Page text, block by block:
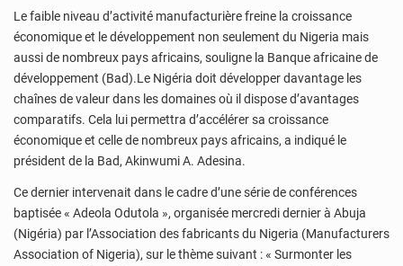
Le faible niveau d’activité manufacturière freine la croissance
économique et le développement non seulement du Nigeria mais
aussi de nombreux pays africains, souligne la Banque africaine de
développement (Bad).Le Nigéria doit développer davantage les
chaînes de valeur dans les domaines où il dispose d’avantages
comparatifs. Cela lui permettra d’accélérer sa croissance
économique et celle de nombreux pays africains, a indiqué le
président de la Bad, Akinwumi A. Adesina.
Ce dernier intervenait dans le cadre d’une série de conférences
baptisée « Adeola Odutola », organisée mercredi dernier à Abuja
(Nigéria) par l’Association des fabricants du Nigeria (Manufacturers
Association of Nigeria), sur le thème suivant : « Surmonter les